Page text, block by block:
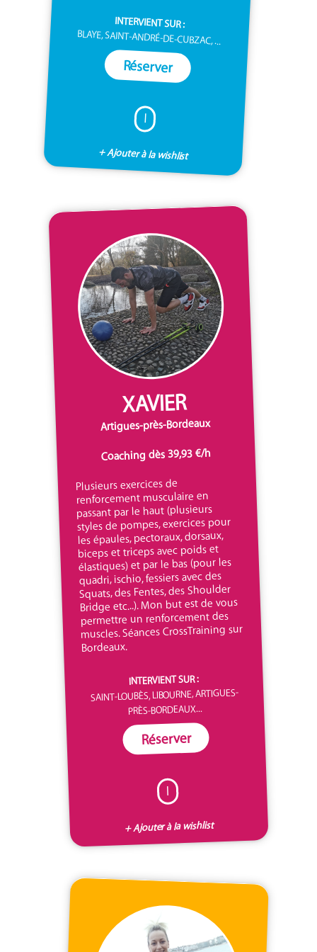
INTERVIENT SUR :
BLAYE, SAINT-ANDRÉ-DE-CUBZAC, ...
Réserver
I
+ Ajouter à la wishlist
XAVIER
Artigues-près-Bordeaux
Coaching dès 39,93 €/h
Plusieurs exercices de
renforcement musculaire en
passant par le haut (plusieurs
styles de pompes, exercices pour
les épaules, pectoraux, dorsaux,
biceps et triceps avec poids et
élastiques) et par le bas (pour les
quadri, ischio, fessiers avec des
Squats, des Fentes, des Shoulder
Bridge etc...). Mon but est de vous
permettre un renforcement des
muscles. Séances CrossTraining sur
Bordeaux.
INTERVIENT SUR :
SAINT-LOUBÈS, LIBOURNE, ARTIGUES-
PRÈS-BORDEAUX...
Réserver
I
+ Ajouter à la wishlist